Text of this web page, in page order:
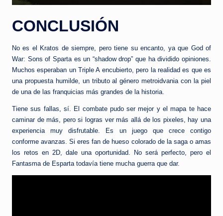
CONCLUSIÓN
No es el Kratos de siempre, pero tiene su encanto, ya que God of
War: Sons of Sparta es un “shadow drop” que ha dividido opiniones.
Muchos esperaban un Triple A encubierto, pero la realidad es que es
una propuesta humilde, un tributo al género metroidvania con la piel
de una de las franquicias más grandes de la historia.
Tiene sus fallas, sí. El combate pudo ser mejor y el mapa te hace
caminar de más, pero si logras ver más allá de los pixeles, hay una
experiencia muy disfrutable. Es un juego que crece contigo
conforme avanzas. Si eres fan de hueso colorado de la saga o amas
los retos en 2D, dale una oportunidad. No será perfecto, pero el
Fantasma de Esparta todavía tiene mucha guerra que dar.